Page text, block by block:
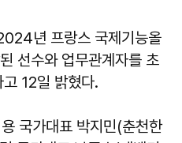
년 프랑스 국제기능올
선수와 업무관계자를 초
12일 밝혔다.
국가대표 박지민(춘천한